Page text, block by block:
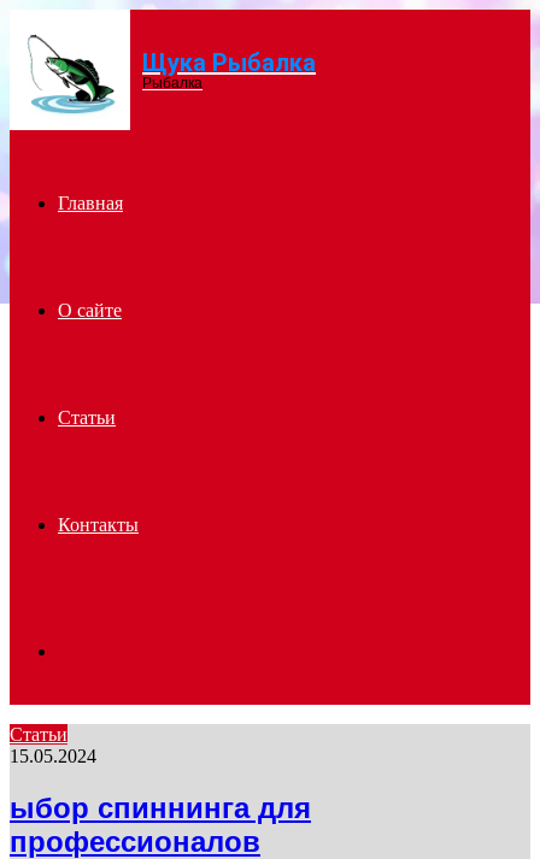
Menu Щука Рыбалка
Рыбалка
Главная
О сайте
Статьи
Контакты
for
Статьи
15.05.2024
ыбор спиннинга для
профессионалов